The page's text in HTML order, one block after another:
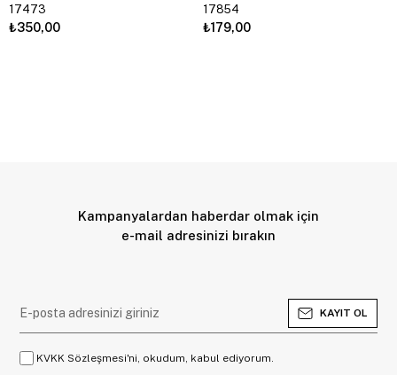
17473
₺350,00
17854
₺179,00
Kampanyalardan haberdar olmak için
e-mail adresinizi bırakın
KAYIT OL
KVKK Sözleşmesi'ni, okudum, kabul ediyorum.